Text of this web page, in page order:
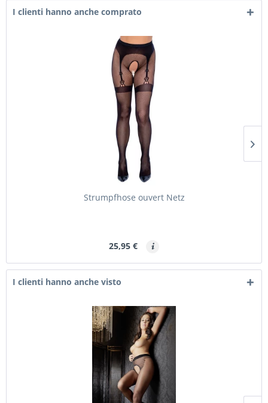
I clienti hanno anche comprato
Strumpfhose ouvert Netz
25,95 €
I clienti hanno anche visto